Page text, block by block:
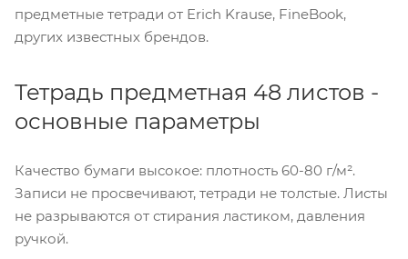
предметные тетради от Erich Krause, FineBook,
других известных брендов.
Тетрадь предметная 48 листов -
основные параметры
Качество бумаги высокое: плотность 60-80 г/м².
Записи не просвечивают, тетради не толстые. Листы
не разрываются от стирания ластиком, давления
ручкой.